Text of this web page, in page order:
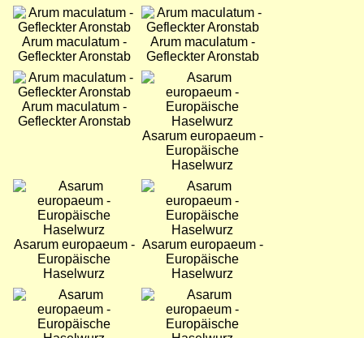
Bild
Arum maculatum -
Gefleckter Aronstab
Bild
Arum maculatum -
Gefleckter Aronstab
Bild
Arum maculatum -
Gefleckter Aronstab
Bild
Asarum europaeum -
Europäische
Haselwurz
Bild
Asarum europaeum -
Europäische
Haselwurz
Bild
Asarum europaeum -
Europäische
Haselwurz
Bild
Bild